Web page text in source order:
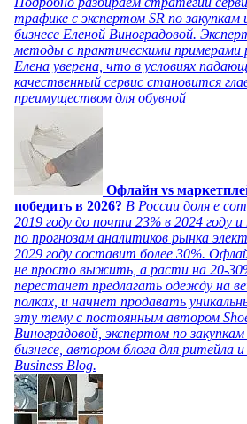
трафике с экспертом SR по
бизнесе Еленой Виноградовой.
методы с практическими примерами
Елена уверена, что в условиях
качественный сервис становится
преимуществом для обувной
Офлайн vs
победить в 2026? В России доля e
2019 году до почти 23% в 2024 году
по прогнозам аналитиков рынка
2029 году составит более 30%.
не просто выжить, а расти на 20-
перестанет предлагать одежду на
полках, и начнет продавать
эту тему с постоянным автором
Виноградовой, экспертом по
бизнесе, автором блога для ритейла
Business Blog.